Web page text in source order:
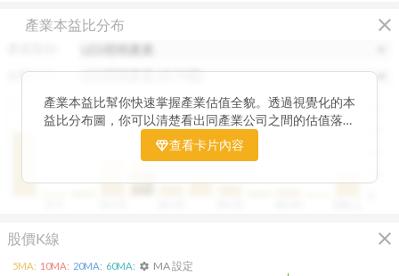
產業本益比分布 close
分類項目
產業本益比幫你快速掌握產業估值全貌。透過視覺化的本
益比分布圖，你可以清楚看出同產業公司之間的估值落
差，了解哪些股票相對被低估、哪些可能已偏貴。從中位
數、本益比範圍到個別公司位置，卡片讓你一眼辨識產業
查看卡片內容
股價K線 close
5MA: 10MA: 20MA: 60MA: settings MA 設定